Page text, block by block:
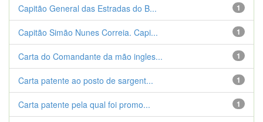
1
Capitão General das Estradas do B...
1
Capitão Simão Nunes Correia. Capi...
1
Carta do Comandante da mão ingles...
1
Carta patente ao posto de sargent...
1
Carta patente pela qual foi promo...